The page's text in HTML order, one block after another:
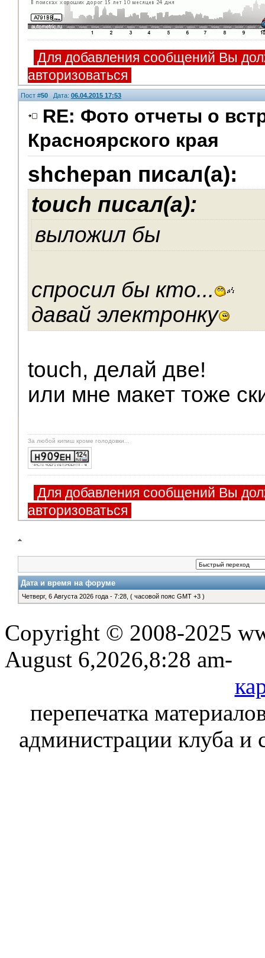
Для добавления сообщений Вы
авторизоваться
Пост #50 Дата: 06.04.2015 17:53
RE: Фото отчеты о
Красноярского края
shchepan писал(а):
touch писал(а):
выложил бы
спросил бы кто...
давай электронку
touch, делай две!
или мне макет тоже
За любой кипиш кроме голодовки...
Для добавления сообщений Вы
авторизоваться
Дата и время на форуме
Четверг, 6 Августа 2026 года - 7:28, ( часовой пояс GMT +3 )
Copyright © 2008-2025
August 6,2026,8:28 am-
перепечатка
администрации клуба и